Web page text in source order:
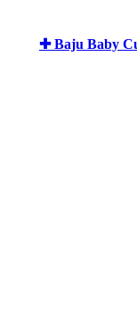
✚ Baju Baby